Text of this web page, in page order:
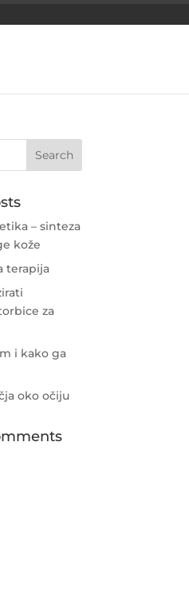
– sinteza
kože
terapija
za
i kako ga
oko očiju